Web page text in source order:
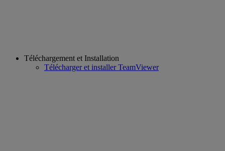
Téléchargement et Installation
Télécharger et installer TeamViewer